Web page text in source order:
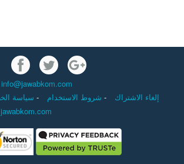
info@jawabkom.com
- -
إلغاء الاشتراك
jawabkom.com